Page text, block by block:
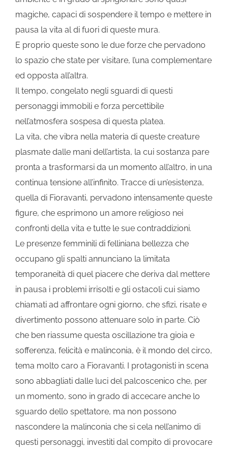
magiche, capaci di sospendere il tempo e mettere in
pausa la vita al di fuori di queste mura.
E proprio queste sono le due forze che pervadono
lo spazio che state per visitare, l’una complementare
ed opposta all’altra.
Il tempo, congelato negli sguardi di questi
personaggi immobili e forza percettibile
nell’atmosfera sospesa di questa platea.
La vita, che vibra nella materia di queste creature
plasmate dalle mani dell’artista, la cui sostanza pare
pronta a trasformarsi da un momento all’altro, in una
continua tensione all’infinito. Tracce di un’esistenza,
quella di Fioravanti, pervadono intensamente queste
figure, che esprimono un amore religioso nei
confronti della vita e tutte le sue contraddizioni.
Le presenze femminili di felliniana bellezza che
occupano gli spalti annunciano la limitata
temporaneità di quel piacere che deriva dal mettere
in pausa i problemi irrisolti e gli ostacoli cui siamo
chiamati ad affrontare ogni giorno, che sfizi, risate e
divertimento possono attenuare solo in parte. Ciò
che ben riassume questa oscillazione tra gioia e
sofferenza, felicità e malinconia, è il mondo del circo,
tema molto caro a Fioravanti. I protagonisti in scena
sono abbagliati dalle luci del palcoscenico che, per
un momento, sono in grado di accecare anche lo
sguardo dello spettatore, ma non possono
nascondere la malinconia che si cela nell’animo di
questi personaggi, investiti dal compito di provocare